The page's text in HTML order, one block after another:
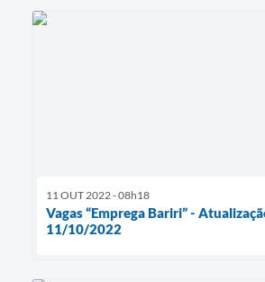
11 OUT 2022 - 08h18
Vagas “Emprega Bariri” -
11/10/2022